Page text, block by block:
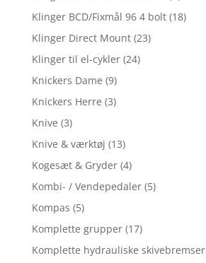
Klinger BCD/Fixmål 96 4 bolt (18)
Klinger Direct Mount (23)
Klinger til el-cykler (24)
Knickers Dame (9)
Knickers Herre (3)
Knive (3)
Knive & værktøj (13)
Kogesæt & Gryder (4)
Kombi- / Vendepedaler (5)
Kompas (5)
Komplette grupper (17)
Komplette hydrauliske skivebremser